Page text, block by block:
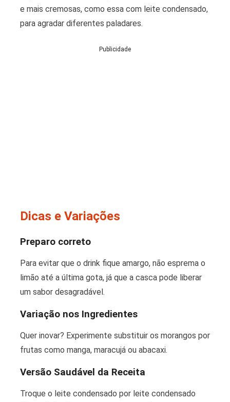
e mais cremosas, como essa com leite condensado,
para agradar diferentes paladares.
Publicidade
Dicas e Variações
Preparo correto
Para evitar que o drink fique amargo, não esprema o
limão até a última gota, já que a casca pode liberar
um sabor desagradável.
Variação nos Ingredientes
Quer inovar? Experimente substituir os morangos por
frutas como manga, maracujá ou abacaxi.
Versão Saudável da Receita
Troque o leite condensado por leite condensado